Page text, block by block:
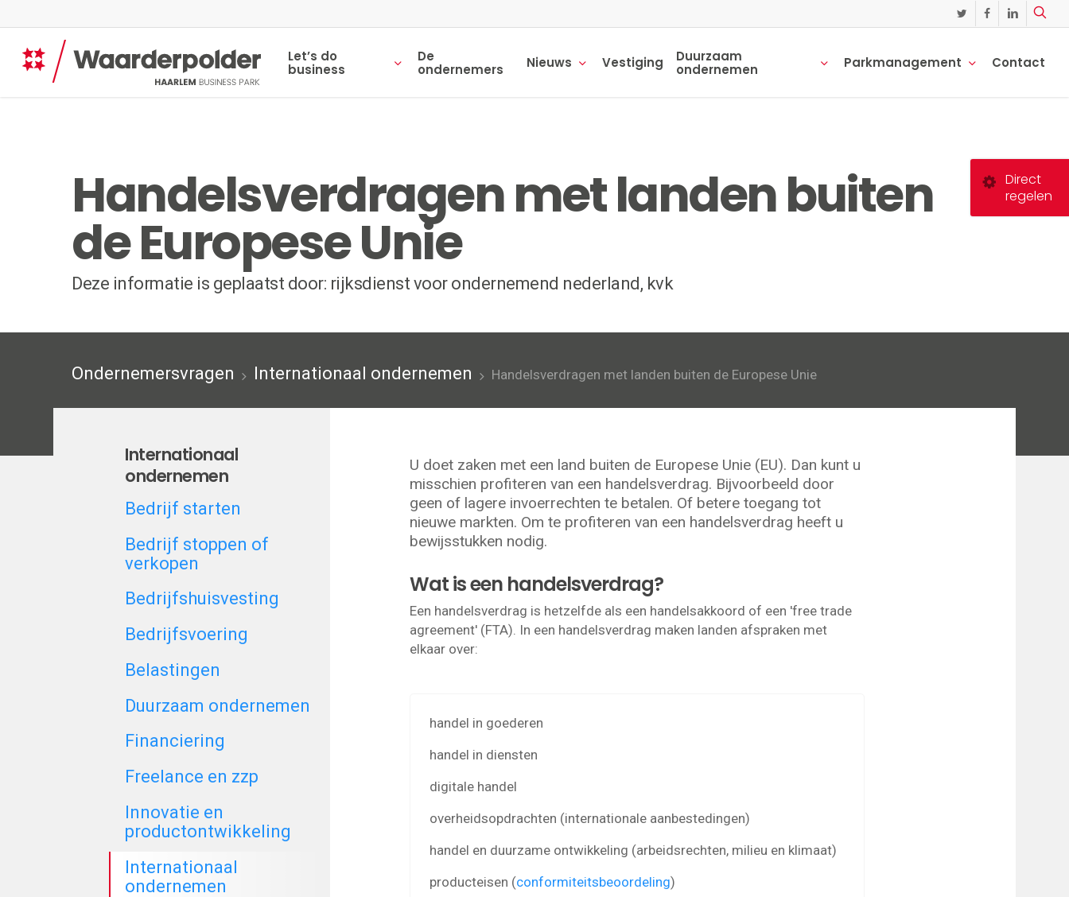
to
main
content
twitter facebooklinkedin
Let’s do
business
De
ondernemers
Nieuws Vestiging
Duurzaam
ondernemen
Parkmanagement Contact
Handelsverdragen met landen buiten
de Europese Unie
Deze informatie is geplaatst door: rijksdienst voor ondernemend nederland, kvk
Ondernemersvragen Internationaal ondernemen Handelsverdragen met landen buiten de Europese Unie
Internationaal
ondernemen
Bedrijf starten
Bedrijf stoppen of
verkopen
Bedrijfshuisvesting
Bedrijfsvoering
Belastingen
Duurzaam ondernemen
Financiering
Freelance en zzp
Innovatie en
productontwikkeling
Internationaal
ondernemen
U doet zaken met een land buiten de Europese Unie (EU). Dan kunt u
misschien profiteren van een handelsverdrag. Bijvoorbeeld door
geen of lagere invoerrechten te betalen. Of betere toegang tot
nieuwe markten. Om te profiteren van een handelsverdrag heeft u
bewijsstukken nodig.
Wat is een handelsverdrag?
Een handelsverdrag is hetzelfde als een handelsakkoord of een 'free trade
agreement' (FTA). In een handelsverdrag maken landen afspraken met
elkaar over:
handel in goederen
handel in diensten
digitale handel
overheidsopdrachten (internationale aanbestedingen)
handel en duurzame ontwikkeling (arbeidsrechten, milieu en klimaat)
producteisen (conformiteitsbeoordeling)
Direct
regelen